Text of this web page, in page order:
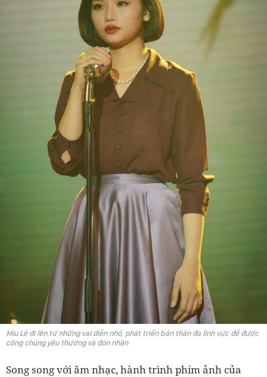
Miu Lê đi lên từ những vai diễn nhỏ, phát triển bản thân đa lĩnh vực để được
công chúng yêu thương và đón nhận
Song song với âm nhạc, hành trình phim ảnh của